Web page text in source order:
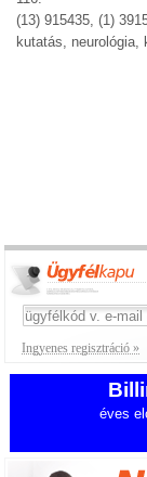
(13) 915435, (1)
kutatás, neurológia,
Ingyenes regisztráció »
éves